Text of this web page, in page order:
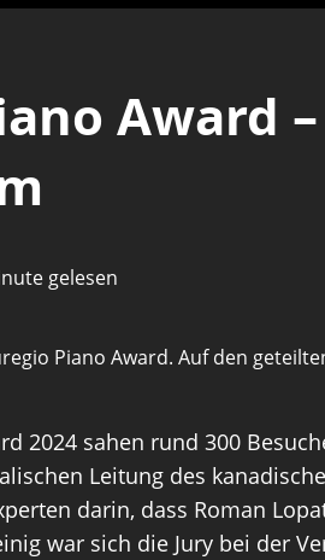
Award
gelesen
Piano Award. Auf den
2024 sahen rund 300
Leitung des
darin, dass Roman
war sich die Jury bei der